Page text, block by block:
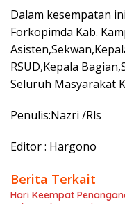
Dalam kesempatan
Forkopimda Kab.
RSUD,Kepala
Seluruh Masyarakat
Penulis:Nazri /Rls
Editor : Hargono
Berita Terkait
Hari Keempat